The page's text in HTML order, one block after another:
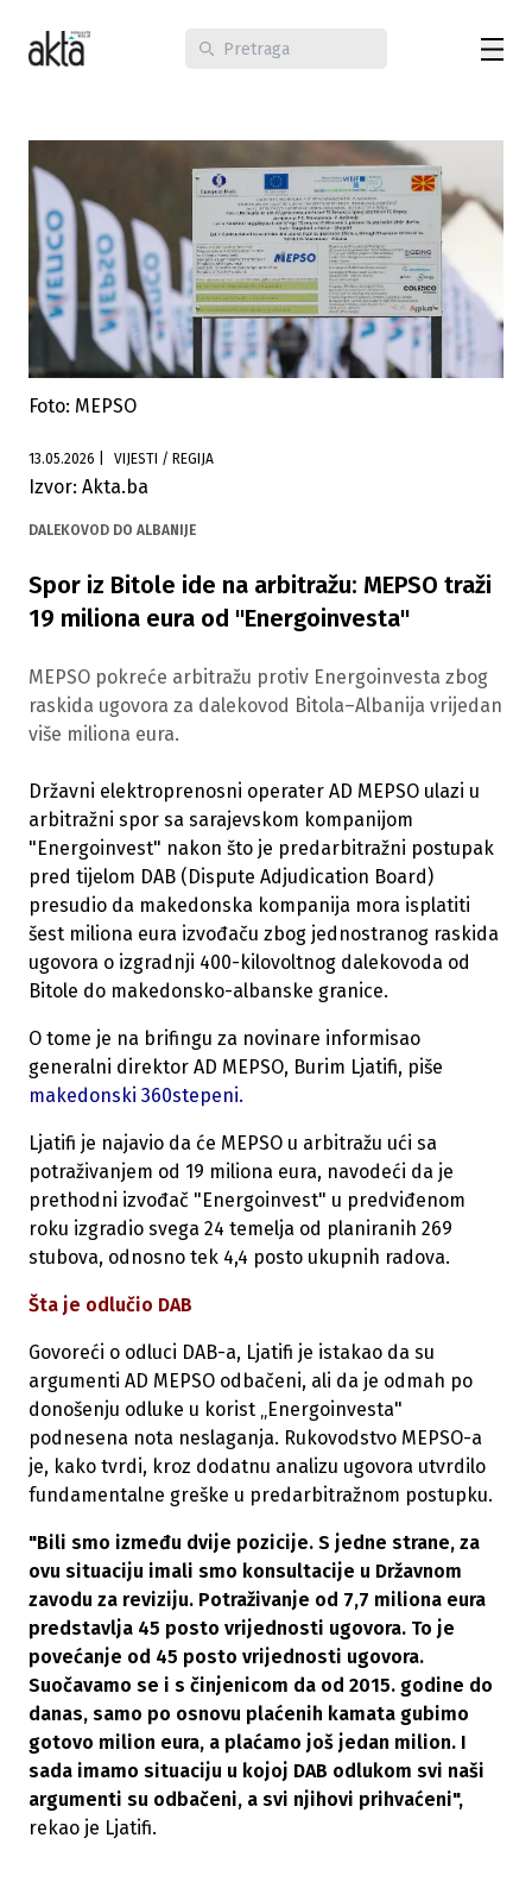
Foto: MEPSO
13.05.2026 VIJESTI / REGIJA
Izvor: Akta.ba
DALEKOVOD DO ALBANIJE
Spor iz Bitole ide na arbitražu: MEPSO traži
19 miliona eura od "Energoinvesta"
MEPSO pokreće arbitražu protiv Energoinvesta zbog
raskida ugovora za dalekovod Bitola–Albanija vrijedan
više miliona eura.
Državni elektroprenosni operater AD MEPSO ulazi u
arbitražni spor sa sarajevskom kompanijom
"Energoinvest" nakon što je predarbitražni postupak
pred tijelom DAB (Dispute Adjudication Board)
presudio da makedonska kompanija mora isplatiti
šest miliona eura izvođaču zbog jednostranog raskida
ugovora o izgradnji 400-kilovoltnog dalekovoda od
Bitole do makedonsko-albanske granice.
O tome je na brifingu za novinare informisao
generalni direktor AD MEPSO, Burim Ljatifi, piše
makedonski 360stepeni.
Ljatifi je najavio da će MEPSO u arbitražu ući sa
potraživanjem od 19 miliona eura, navodeći da je
prethodni izvođač "Energoinvest" u predviđenom
roku izgradio svega 24 temelja od planiranih 269
stubova, odnosno tek 4,4 posto ukupnih radova.
Šta je odlučio DAB
Govoreći o odluci DAB-a, Ljatifi je istakao da su
argumenti AD MEPSO odbačeni, ali da je odmah po
donošenju odluke u korist „Energoinvesta"
podnesena nota neslaganja. Rukovodstvo MEPSO-a
je, kako tvrdi, kroz dodatnu analizu ugovora utvrdilo
fundamentalne greške u predarbitražnom postupku.
"Bili smo između dvije pozicije. S jedne strane, za
ovu situaciju imali smo konsultacije u Državnom
zavodu za reviziju. Potraživanje od 7,7 miliona eura
predstavlja 45 posto vrijednosti ugovora. To je
povećanje od 45 posto vrijednosti ugovora.
Suočavamo se i s činjenicom da od 2015. godine do
danas, samo po osnovu plaćenih kamata gubimo
gotovo milion eura, a plaćamo još jedan milion. I
sada imamo situaciju u kojoj DAB odlukom svi naši
argumenti su odbačeni, a svi njihovi prihvaćeni",
rekao je Ljatifi.